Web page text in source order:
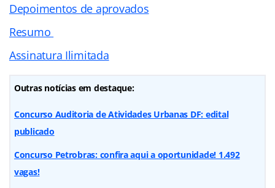
Depoimentos de aprovados
Resumo
Assinatura Ilimitada
Outras notícias em destaque:
Concurso Auditoria de Atividades Urbanas DF: edital
publicado
Concurso Petrobras: confira aqui a oportunidade! 1.492
vagas!